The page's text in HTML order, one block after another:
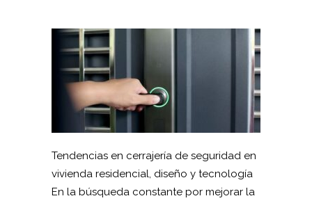
Tendencias en cerrajería de seguridad en
vivienda residencial, diseño y tecnología
En la búsqueda constante por mejorar la